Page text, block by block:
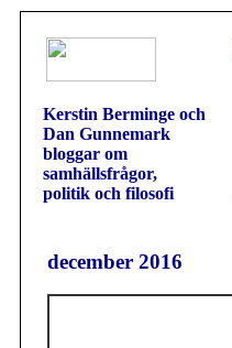
Kerstin Berminge och
Dan Gunnemark
bloggar om
samhällsfrågor,
politik och filosofi
december 2016